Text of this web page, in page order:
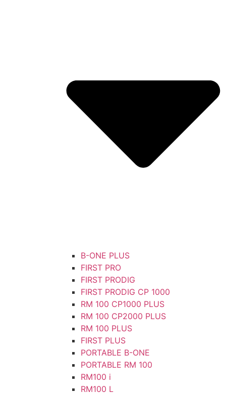
B-ONE PLUS
FIRST PRO
FIRST PRODIG
FIRST PRODIG CP 1000
RM 100 CP1000 PLUS
RM 100 CP2000 PLUS
RM 100 PLUS
FIRST PLUS
PORTABLE B-ONE
PORTABLE RM 100
RM100 i
RM100 L